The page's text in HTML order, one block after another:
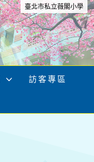
臺北市私立薇閣小學
訪客專區